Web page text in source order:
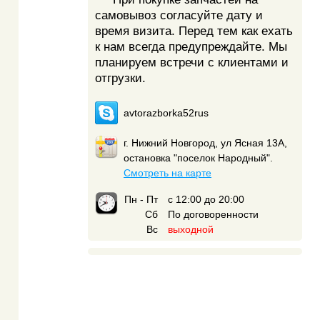
самовывоз согласуйте дату и
время визита. Перед тем как ехать
к нам всегда предупреждайте. Мы
планируем встречи с клиентами и
отгрузки.
avtorazborka52rus
г. Нижний Новгород, ул Ясная 13А,
остановка "поселок Народный".
Смотреть на карте
Пн - Пт
с 12:00 до 20:00
Сб
По договоренности
Вс
выходной